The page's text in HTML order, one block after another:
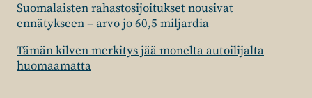
Suomalaisten rahastosijoitukset nousivat
ennätykseen – arvo jo 60,5 miljardia
Tämän kilven merkitys jää monelta autoilijalta
huomaamatta